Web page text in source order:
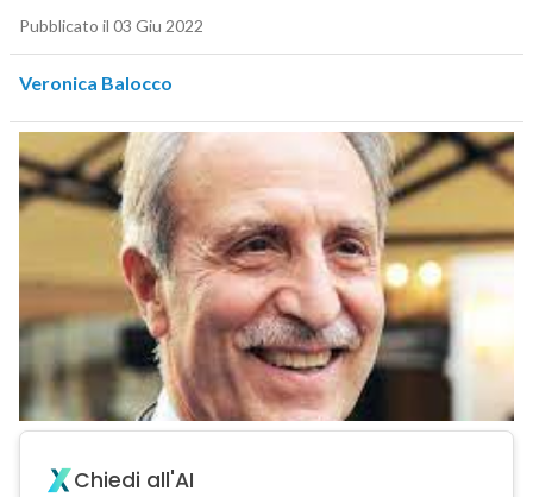
Pubblicato il 03 Giu 2022
Veronica Balocco
Chiedi all'AI